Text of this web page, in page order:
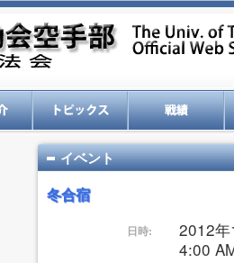
イベント
冬合宿
日時:
2012
4:00